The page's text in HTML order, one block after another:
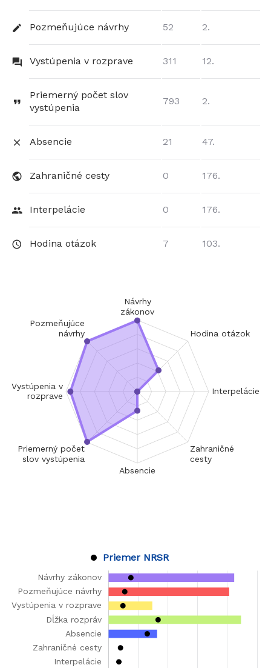
Pozmeňujúce návrhy 52 2.
Vystúpenia v rozprave 311 12.
Priemerný počet slov
vystúpenia
793 2.
Absencie 21 47.
Zahraničné cesty 0 176.
Interpelácie 0 176.
Hodina otázok 7 103.
Priemer NRSR